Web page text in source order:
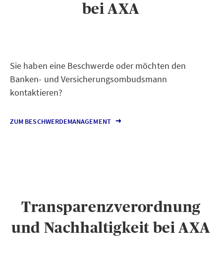
bei AXA
Sie haben eine Beschwerde oder möchten den
Banken- und Versicherungsombudsmann
kontaktieren?
ZUM BESCHWERDEMANAGEMENT
Transparenzverordnung
und Nachhaltigkeit bei AXA